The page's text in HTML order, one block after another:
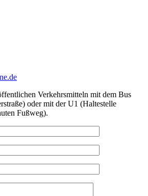
Verkehrsmitteln mit dem Bus
oder mit der U1 (Haltestelle
Fußweg).